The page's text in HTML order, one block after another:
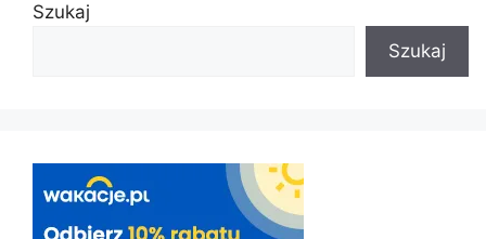
Szukaj
Szukaj